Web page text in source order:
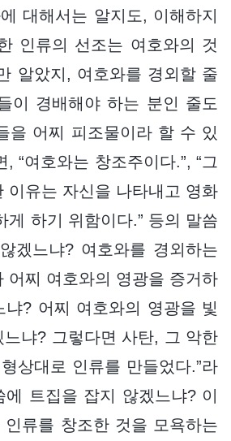
대해서는 알지도, 이해하지
인류의 선조는 여호와의 것
알았지, 여호와를 경외할 줄
이 경배해야 하는 분인 줄도
을 어찌 피조물이라 할 수 있
“여호와는 창조주이다.”, “그
이유는 자신을 나타내고 영화
게 하기 위함이다.” 등의 말씀
겠느냐? 여호와를 경외하는
어찌 여호와의 영광을 증거하
냐? 어찌 여호와의 영광을 빛
냐? 그렇다면 사탄, 그 악한
상대로 인류를 만들었다.”라
에 트집을 잡지 않겠느냐? 이
인류를 창조한 것을 모욕하는